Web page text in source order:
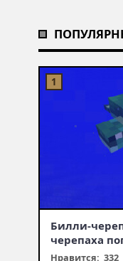
Билли-
черепаха
Нравится: 332